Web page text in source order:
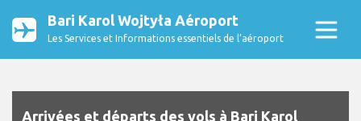
Bari Karol Wojtyła Aéroport
Les Services et Informations essentiels de l’aéroport
Arrivées et départs des vols à Bari Karol